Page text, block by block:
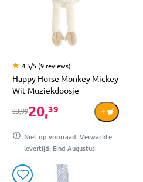
4.5/5 (9 reviews)
Happy Horse Monkey Mickey
Wit Muziekdoosje
23,9920,39
Niet op voorraad. Verwachte
levertijd: Eind Augustus